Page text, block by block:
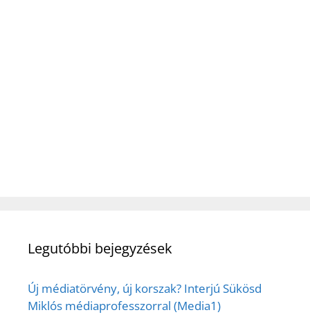
Legutóbbi bejegyzések
Új médiatörvény, új korszak? Interjú Sükösd
Miklós médiaprofesszorral (Media1)